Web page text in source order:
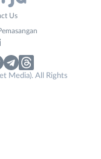
Us
Media). All Rights